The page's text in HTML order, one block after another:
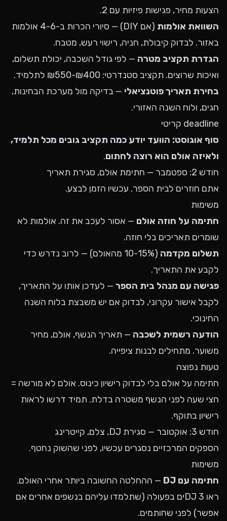
הצעות מחיר, פגישות פיזיות עם 2.
השוואת אולמות
(אם DIY) — סיורי הכרות ב-4-6 אולמות
באזור. לבדוק קיבולת, חניה, רישוי רעש, מטבח.
הגדרת תקציב מטרה — לפי גודל השכבה, יכולת תשלום,
ואיכות שרוצים. תקציב סטנדרטי: ₪400-₪550 לתלמיד.
בחירת תאריך פוטנציאלי — בדיקה מול מערכת הבחינות,
חגים, ולוח השנה האזורי.
deadline קריטי
סוף אוגוסט: הוועד יודע כמה תקציב גובים מכל תלמיד,
ולאיזה אולם הוא רוצה לחתום.
חודש 2: ספטמבר — חתימת אולם, סגירת תאריך
אתם חוזרים לבית הספר. עכשיו הזמן לבצע.
משימות
חתימה על חוזה אולם — אסור לעכב את זה. אולמות לא
שומרים תאריכים בלי חוזה.
תשלום מקדמה
(10-15% מהאולם) — לרוב נדרש כדי
לקבע את התאריך.
פגישה עם מנהל בית הספר — לעדכן אותו על התאריך,
לקבל אישור עקרוני, לבדוק אם יש משבצת בלוח השנה
החינוכי.
הודעה רשמית לשכבה — תאריך הנשף, אולם, מחיר
משוער. מתחילים לבנות ציפייה.
טעות נפוצה
חתימה על אולם בלי לבדוק רישיון כינוס. אולם לא מורשה =
חצי שעה לפני הנשף משטרה בדלת. תמיד דרשו לראות
רישיון בתוקף.
חודש 3: אוקטובר — סגירת DJ, צלם, קייטרינג
הספקים המרכזיים נסגרים עכשיו, לפני שהשוק נחטף.
משימות
חתימה עם DJ
— ההחלטה החשובה ביותר אחרי האולם.
ראו 3 DJים בפעולה (שתלמדו עליהם בנשפים אחרים אם
אפשר) לפני שחותמים.